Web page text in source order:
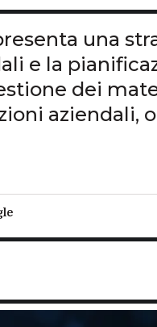
una
e la
dei
aziendali,